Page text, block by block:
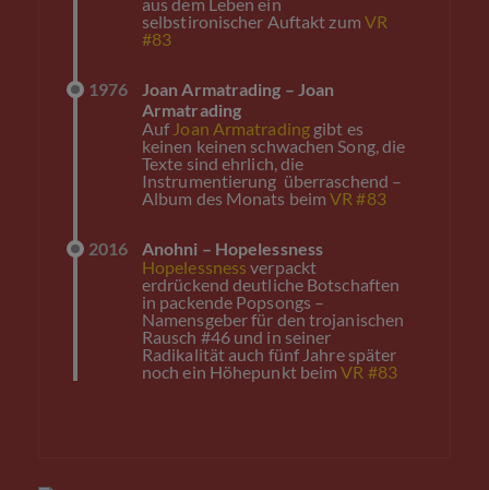
selbstironischer Auftakt zum VR
#83
1976
Joan Armatrading – Joan
Armatrading
Auf Joan Armatradinggibt es
keinen keinen schwachen Song, die
Texte sind ehrlich, die
Instrumentierung überraschend –
Album des Monats beimVR #83
2016
Anohni – Hopelessness
Hopelessness verpackt
erdrückend deutliche Botschaften
in packende Popsongs –
Namensgeber für den trojanischen
Rausch #46 und in seiner
Radikalität auch fünf Jahre später
noch ein Höhepunkt beimVR #83